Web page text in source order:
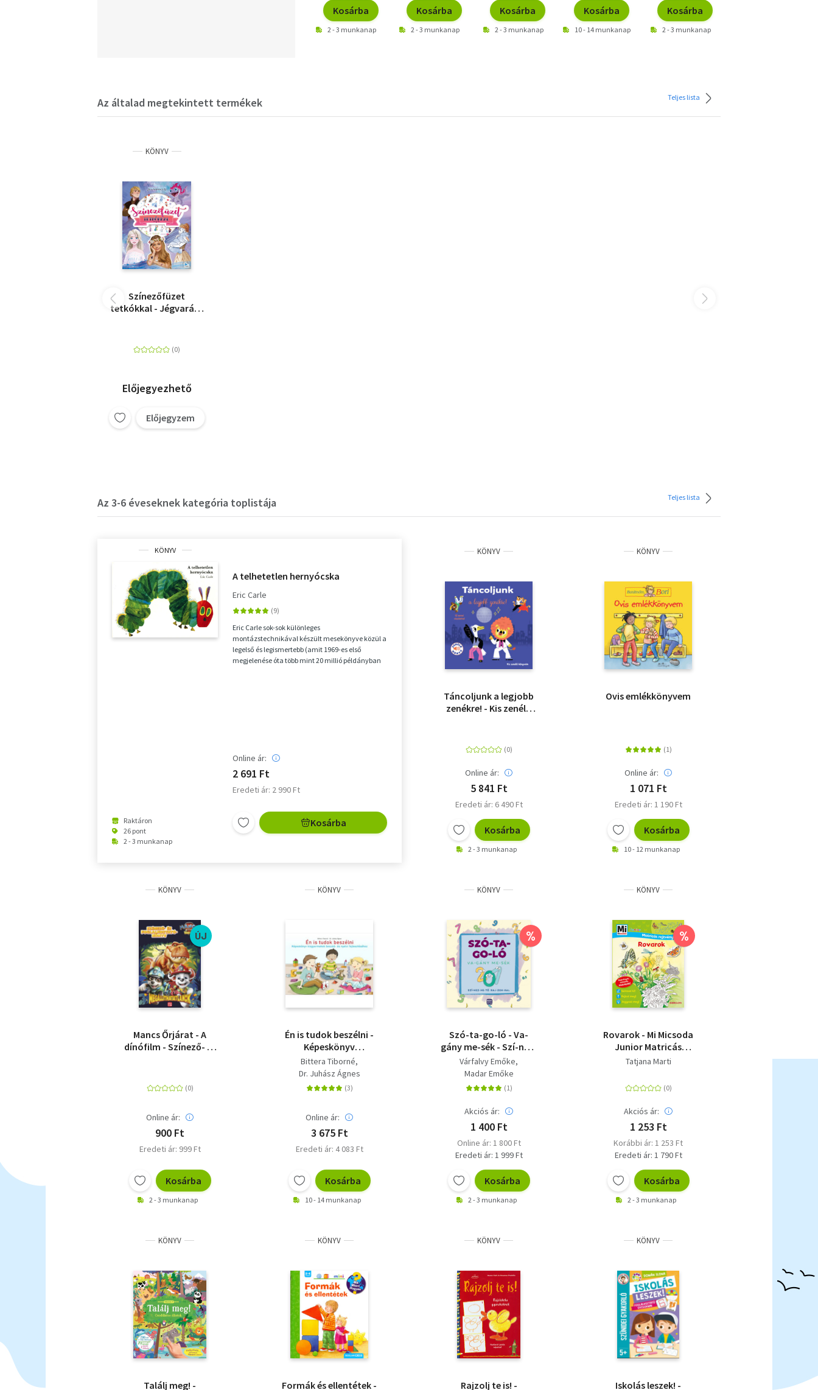
Kosárba
2 - 3 munkanap
Kosárba
2 - 3 munkanap
Kosárba
2 - 3 munkanap
Kosárba
10 - 14 munkanap
Kosárba
2 - 3 munkanap
Az általad megtekintett termékek Teljes lista
KÖNYV
Színezőfüzet
tetkókkal - Jégvarázs
Előjegyezhető
Előjegyzem
Az 3-6 éveseknek kategória toplistája Teljes lista
KÖNYV
Raktáron
26 pont
2 - 3 munkanap
A telhetetlen hernyócska
Eric Carle
Eric Carle sok-sok különleges
montázstechnikával készült mesekönyve közül a
legelső és legismertebb (amit 1969-es első
megjelenése óta több mint 20 millió példányban
Online ár:
2 691 Ft
Eredeti ár: 2 990 Ft
Kosárba
KÖNYV
Táncoljunk a legjobb
zenékre! - Kis zenélő
Online ár:
5 841 Ft
Eredeti ár: 6 490 Ft
Kosárba
2 - 3 munkanap
KÖNYV
Ovis emlékkönyvem
Online ár:
1 071 Ft
Eredeti ár: 1 190 Ft
Kosárba
10 - 12 munkanap
KÖNYV
ÚJ
Mancs Őrjárat - A
dínófilm - Színező- és
Online ár:
900 Ft
Eredeti ár: 999 Ft
Kosárba
2 - 3 munkanap
KÖNYV
Én is tudok beszélni -
Képeskönyv
kisgyermekek beszéd-
és nyelvi
fejlesztéséhez
Bittera Tiborné
Dr. Juhász Ágnes
Online ár:
3 675 Ft
Eredeti ár: 4 083 Ft
Kosárba
10 - 14 munkanap
KÖNYV
%
Szó-ta-go-ló - Va-
gány me-sék - Szí-nez-
he-tő raj-zok-kal
Várfalvy Emőke
Madar Emőke
Akciós ár:
1 400 Ft
Online ár: 1 800 Ft
Eredeti ár: 1 999 Ft
Kosárba
2 - 3 munkanap
KÖNYV
%
Rovarok - Mi Micsoda
Junior Matricás
rejtvényfüzet -
matricák!
Tatjana Marti
Akciós ár:
1 253 Ft
Korábbi ár: 1 253 Ft
Eredeti ár: 1 790 Ft
Kosárba
2 - 3 munkanap
KÖNYV
Találj meg! -
KÖNYV
Formák és ellentétek -
KÖNYV
Rajzolj te is! -
KÖNYV
Iskolás leszek! -